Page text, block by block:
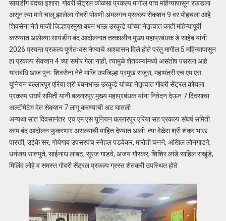
सायडींग बंदचा इशारा गोवरी सेंट्रल कोळसा प्रकल्प मागील पाच महिन्यापासून रखडला
असून त्या मागे चालू झालेला गोवरी पोवणी अंमलगन प्रकल्प सेकशन 9 वर पोहचला आहे.
शिवसेना नेते माजी जिल्हाप्रमुख बबन भाऊ उरकुडे यांच्या नेतृत्वात काही महिन्यापूर्वी
करण्यात आलेल्या सायंडींग बंद आंदोलनात तत्कालीन मुख्य महाप्रबंधक डे साहेब यांनी
2026 प्रयन्त प्रकल्प पूर्णतःवस नेण्याचे आश्वासन दिले होते परंतु मागील 5 महिन्यापासून
हा प्रकल्प सेकशन 4 च्या समोर गेला नाही, त्यामुळे शेतकऱ्यांमध्ये असंतोष पसरला आहे.
यासंबंधि आज पुनः शिवसेना नेते माजि उपजिल्हा प्रमुख राजुरा, महामंत्री एच एम एस
यूनियन बल्लारपूर एरिया श्री बबनभाऊ उरकुडे यांच्या नेतृत्वात गोवरी सेंट्रल कोयला
प्रकल्प संघर्ष समिती यांनी बल्लारपूर मुख्य महाप्रबंधक यांना निवेदन देऊन 7 दिवसाचा
अल्टीमेटेम देत सेकशन 7 लागू करण्याची अट घातली .
अन्यथा सात दिवसानंतर एच एम एस यूनियन बल्लारपूर एरिया सह प्रकल्प संघर्ष समिती
काम बंद आंदोलन फुकरणार असल्याची माहित देण्यात आली. त्या वेळेस श्री शंकर भाऊ
पारखी, उईके सर, गोयेगाव उपसरपंच स्नेहल पडवेकर, मारोती चनने, अखिल लोनगाडगे,
धनंजय सातपुते, साईनाथ लांबट, सूरज गाडवे, अजय गौरकर, शिशिर लांडे साहिल राखूंडे,
मिलिंद लोहे व समस्त गोवरी सेंट्रल प्रकल्प ग्रस्त शेतकरी उपस्थित होते